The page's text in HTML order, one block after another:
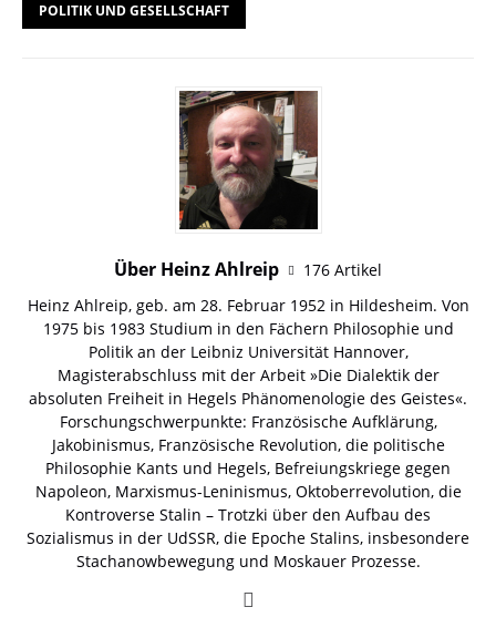
POLITIK UND GESELLSCHAFT
Über Heinz Ahlreip
176 Artikel
Heinz Ahlreip, geb. am 28. Februar 1952 in Hildesheim. Von
1975 bis 1983 Studium in den Fächern Philosophie und
Politik an der Leibniz Universität Hannover,
Magisterabschluss mit der Arbeit »Die Dialektik der
absoluten Freiheit in Hegels Phänomenologie des Geistes«.
Forschungschwerpunkte: Französische Aufklärung,
Jakobinismus, Französische Revolution, die politische
Philosophie Kants und Hegels, Befreiungskriege gegen
Napoleon, Marxismus-Leninismus, Oktoberrevolution, die
Kontroverse Stalin – Trotzki über den Aufbau des
Sozialismus in der UdSSR, die Epoche Stalins, insbesondere
Stachanowbewegung und Moskauer Prozesse.